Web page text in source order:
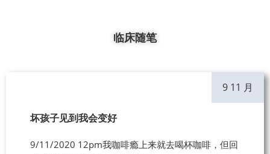
临床随笔
9 11 月
坏孩子见到我会变好
9/11/2020 12pm我咖啡瘾上来就去喝杯咖啡，但回